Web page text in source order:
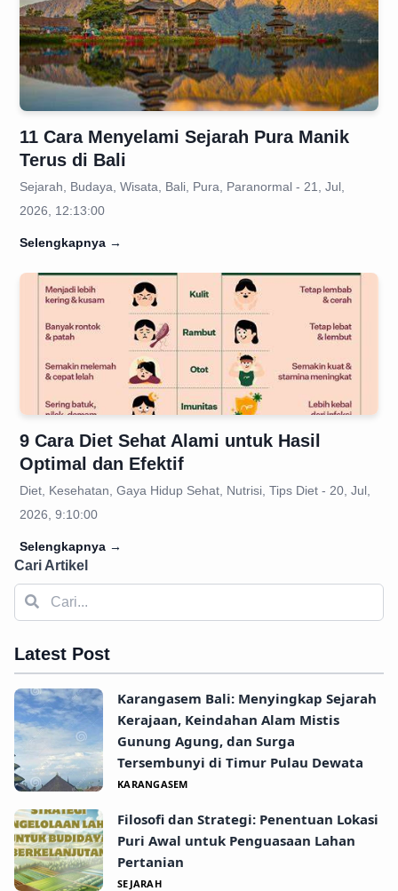
11 Cara Menyelami Sejarah Pura Manik
Terus di Bali
Sejarah, Budaya, Wisata, Bali, Pura, Paranormal - 21, Jul,
2026, 12:13:00
Selengkapnya →
9 Cara Diet Sehat Alami untuk Hasil
Optimal dan Efektif
Diet, Kesehatan, Gaya Hidup Sehat, Nutrisi, Tips Diet - 20, Jul,
2026, 9:10:00
Selengkapnya →
Cari Artikel
Latest Post
Karangasem Bali: Menyingkap Sejarah
Kerajaan, Keindahan Alam Mistis
Gunung Agung, dan Surga
Tersembunyi di Timur Pulau Dewata
KARANGASEM
Filosofi dan Strategi: Penentuan Lokasi
Puri Awal untuk Penguasaan Lahan
Pertanian
SEJARAH